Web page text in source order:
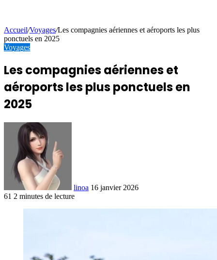
Accueil/Voyages/Les compagnies aériennes et aéroports les plus
ponctuels en 2025
Voyages
Les compagnies aériennes et
aéroports les plus ponctuels en
2025
linoa 16 janvier 2026
61 2 minutes de lecture